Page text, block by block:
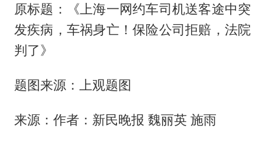
原标题：《上海一网约车司机送客途中突
发疾病，车祸身亡！保险公司拒赔，法院
判了》
题图来源：上观题图
来源：作者：新民晚报 魏丽英 施雨